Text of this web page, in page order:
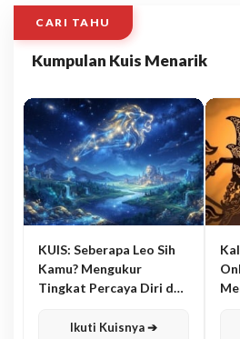
CARI TAHU
Kumpulan Kuis Menarik
KUIS: Seberapa Leo Sih
Kamu? Mengukur
Tingkat Percaya Diri dan
Ikuti Kuisnya ➔